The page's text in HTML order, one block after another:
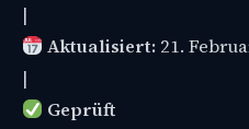
|
Aktualisiert:21.
|
Geprüft